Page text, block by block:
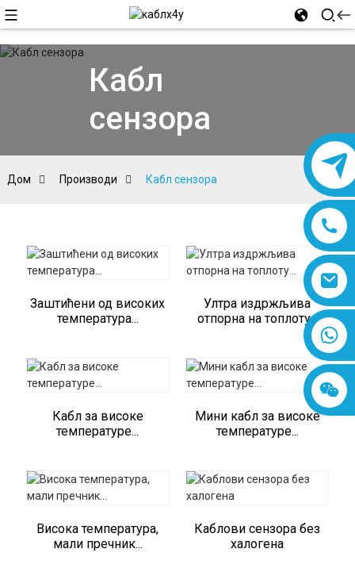
8618019377761
Кабл
сензора
Дом Производи Кабл сензора
Заштићени од високих
температура...
Ултра издржљива
отпорна на топлоту...
Кабл за високе
температуре...
Мини кабл за високе
температуре...
Висока температура,
мали пречник...
Каблови сензора без
халогена